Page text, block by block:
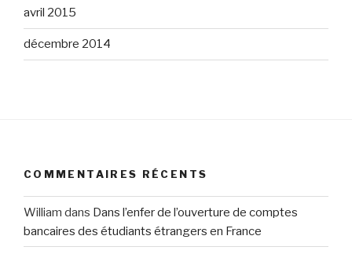
avril 2015
décembre 2014
COMMENTAIRES RÉCENTS
William dans Dans l’enfer de l’ouverture de comptes
bancaires des étudiants étrangers en France